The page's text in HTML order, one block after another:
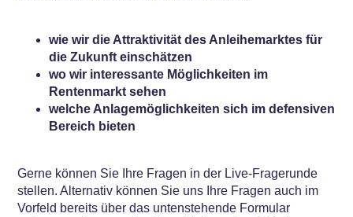
wie wir die Attraktivität des Anleihemarktes für
die Zukunft einschätzen
wo wir interessante Möglichkeiten im
Rentenmarkt sehen
welche Anlagemöglichkeiten sich im defensiven
Bereich bieten
Gerne können Sie Ihre Fragen in der Live-Fragerunde
stellen. Alternativ können Sie uns Ihre Fragen auch im
Vorfeld bereits über das untenstehende Formular